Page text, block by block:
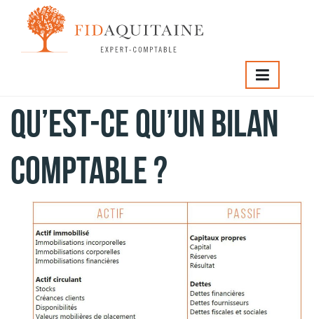
Qu’est-ce qu’un bilan
comptable ?